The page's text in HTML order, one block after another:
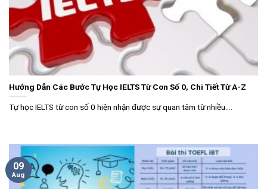
Hướng Dẫn Các Bước Tự Học IELTS Từ Con Số 0, Chi Tiết Từ A-Z
Tự học IELTS từ con số 0 hiện nhận được sự quan tâm từ nhiều....
09
Aug